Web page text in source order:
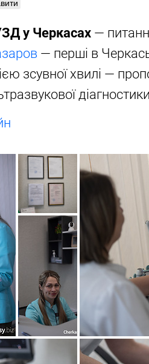
у Черкасах —
— перші в
зсувної хвилі —